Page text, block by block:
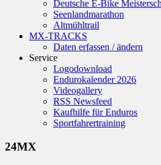
Deutsche E-Bike
Seenlandmarathon
Altmühltrail
MX-TRACKS
Daten erfassen / ändern
Service
Logodownload
Endurokalender 2026
Videogallery
RSS Newsfeed
Kaufhilfe für Enduros
Sportfahrertraining
24MX